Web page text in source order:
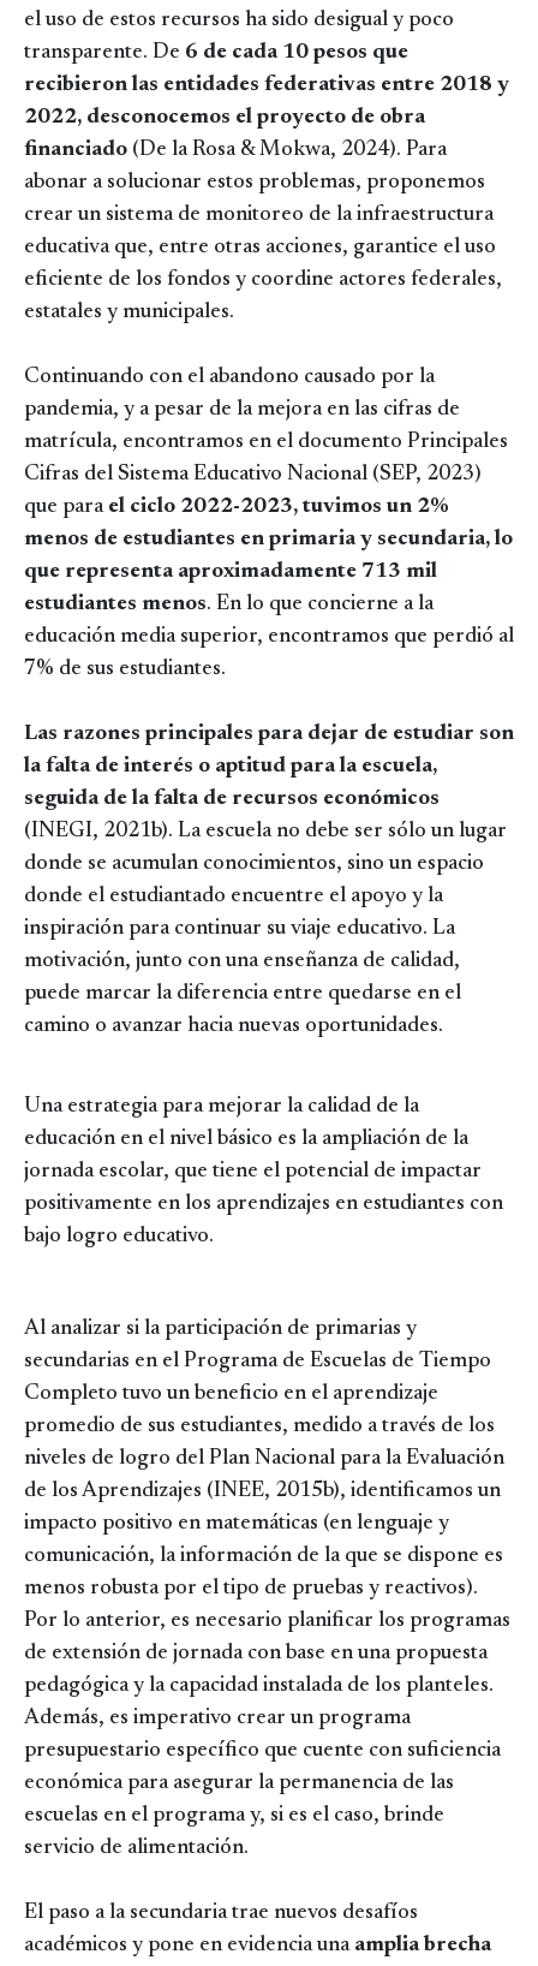
el uso de estos recursos ha sido desigual y poco
transparente. De 6 de cada 10 pesos que
recibieron las entidades federativas entre 2018 y
2022, desconocemos el proyecto de obra
financiado (De la Rosa & Mokwa, 2024). Para
abonar a solucionar estos problemas, proponemos
crear un sistema de monitoreo de la infraestructura
educativa que, entre otras acciones, garantice el uso
eficiente de los fondos y coordine actores federales,
estatales y municipales.
Continuando con el abandono causado por la
pandemia, y a pesar de la mejora en las cifras de
matrícula, encontramos en el documento Principales
Cifras del Sistema Educativo Nacional (SEP, 2023)
que parael ciclo 2022-2023, tuvimos un 2%
menos de estudiantes en primaria y secundaria, lo
que representa aproximadamente 713 mil
estudiantes menos. En lo que concierne a la
educación media superior, encontramos que perdió al
7% de sus estudiantes.
Las razones principales para dejar de estudiar son
la falta de interés o aptitud para la escuela,
seguida de la falta de recursos económicos
(INEGI, 2021b). La escuela no debe ser sólo un lugar
donde se acumulan conocimientos, sino un espacio
donde el estudiantado encuentre el apoyo y la
inspiración para continuar su viaje educativo. La
motivación, junto con una enseñanza de calidad,
puede marcar la diferencia entre quedarse en el
camino o avanzar hacia nuevas oportunidades.
Una estrategia para mejorar la calidad de la
educación en el nivel básico es la ampliación de la
jornada escolar, que tiene el potencial de impactar
positivamente en los aprendizajes en estudiantes con
bajo logro educativo.
Al analizar si la participación de primarias y
secundarias en el Programa de Escuelas de Tiempo
Completo tuvo un beneficio en el aprendizaje
promedio de sus estudiantes, medido a través de los
niveles de logro del Plan Nacional para la Evaluación
de los Aprendizajes (INEE, 2015b), identificamos un
impacto positivo en matemáticas (en lenguaje y
comunicación, la información de la que se dispone es
menos robusta por el tipo de pruebas y reactivos).
Por lo anterior, es necesario planificar los programas
de extensión de jornada con base en una propuesta
pedagógica y la capacidad instalada de los planteles.
Además, es imperativo crear un programa
presupuestario específico que cuente con suficiencia
económica para asegurar la permanencia de las
escuelas en el programa y, si es el caso, brinde
servicio de alimentación.
El paso a la secundaria trae nuevos desafíos
académicos y pone en evidencia una amplia brecha